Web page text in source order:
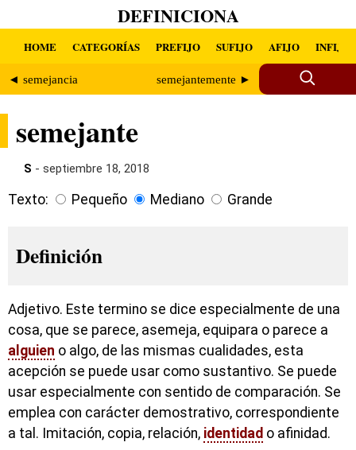
DEFINICIONA
HOME CATEGORÍAS PREFIJO SUFIJO AFIJO INFIJO
◄ semejancia semejantemente ►
semejante
S - septiembre 18, 2018
Texto: Pequeño Mediano Grande
Definición
Adjetivo. Este termino se dice especialmente de una
cosa, que se parece, asemeja, equipara o parece a
alguien o algo, de las mismas cualidades, esta
acepción se puede usar como sustantivo. Se puede
usar especialmente con sentido de comparación. Se
emplea con carácter demostrativo, correspondiente
a tal. Imitación, copia, relación, identidad o afinidad.